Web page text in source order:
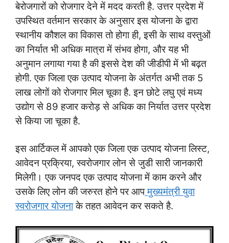
बेरोजगारों को रोजगार देने में मदद करती है. उत्तर प्रदेश में
उपस्थित वर्तमान सरकार के अनुसार इस योजना के द्वारा
स्थानीय कौशल का विकास तो होगा ही, इसी के साथ वस्तुओं
का निर्यात भी अधिक मात्रा में संभव होगा, और यह भी
अनुमान लगाया गया है की इससे देश की जीडीपी में भी बढ़त
होगी. एक जिला एक उत्पाद योजना के अंतर्गत अभी तक 5
लाख लोगों को रोजगार मिल चूका है. इन छोटे लघु एवं मध्य
उद्योग से 89 हजार करोड़ से अधिक का निर्यात उत्तर प्रदेश
से किया जा चूका है.
इस आर्टिकल में आपको एक जिला एक उत्पाद योजना लिस्ट,
आवेदन प्रक्रिया, स्वरोजगार लोन से जुडी सारी जानकारी
मिलेगी। एक जनपद एक उत्पाद योजना में काम करने और
उसके लिए लोन की जरुरत होने पर आपमुख्यमंत्री युवा
स्वरोजगार योजनाके तहत आवेदन कर सकते है.